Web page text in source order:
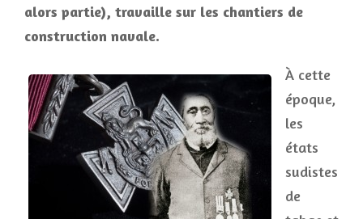
alors partie), travaille sur les chantiers de
construction navale.
À cette
époque,
les
états
sudistes
de